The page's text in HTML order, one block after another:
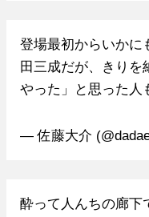
登場最初からいかに
田三成だが、きりを
やった」と思った人
— 佐藤大介
酔って人んちの廊下